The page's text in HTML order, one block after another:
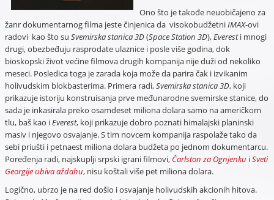
Ono što je takođe neuobičajeno za
žanr dokumentarnog filma jeste činjenica da visokobudžetniIMAX-ovi
radovi kao što su Svemirska stanica 3D(Space Station 3D),Everesti mnogi
drugi, obezbeđuju rasprodate ulaznice i posle više godina, dok
bioskopski život većine filmova drugih kompanija nije duži od nekoliko
meseci. Posledica toga je zarada koja može da parira čak i izvikanim
holivudskim blokbasterima. Primera radi,Svemirska stanica 3D, koji
prikazuje istoriju konstruisanja prve međunarodne svemirske stanice, do
sada je inkasirala preko osamdeset miliona dolara samo na američkom
tlu, baš kao iEverest, koji prikazuje dobro poznati himalajski planinski
masiv i njegovo osvajanje. S tim novcem kompanija raspolaže tako da
sebi priušti i petnaest miliona dolara budžeta po jednom dokumentarcu.
Poređenja radi, najskuplji srpski igrani filmovi, Čarlston za Ognjenku iSveti
Georgije ubiva aždahu, nisu koštali više pet miliona dolara.
Logično, ubrzo je na red došlo i osvajanje holivudskih akcionih hitova.